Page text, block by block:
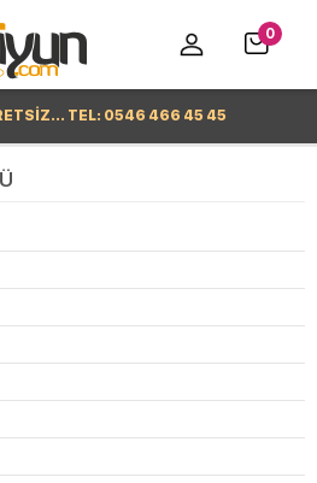
TEL: 0546 466 45 45
0